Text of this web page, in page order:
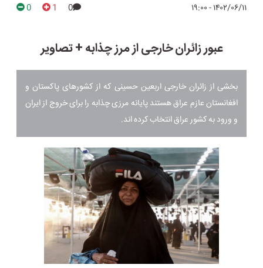
۱۴۰۲/۰۶/۱۱ - ۱۹:۰۰ 0
1
0
عبور زائران خارجی از مرز چذابه + تصاویر
بخشی از زائران خارجی اربعین حسینی که از کشور‌های پاکستان و
افغانستان عازم عراق هستند پایانه مرزی چذابه را برای خروج از ایران
و ورود به کشور عراق انتخاب کرده اند.